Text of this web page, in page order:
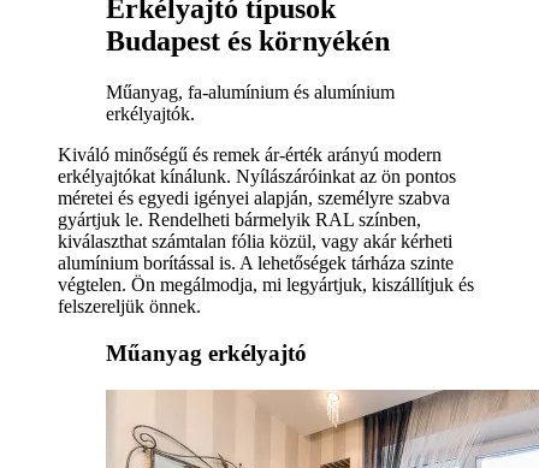
Erkélyajtó típusok
Budapest és környékén
Műanyag, fa-alumínium és alumínium
erkélyajtók.
Kiváló minőségű és remek ár-érték arányú modern
erkélyajtókat kínálunk. Nyílászáróinkat az ön pontos
méretei és egyedi igényei alapján, személyre szabva
gyártjuk le. Rendelheti bármelyik RAL színben,
kiválaszthat számtalan fólia közül, vagy akár kérheti
alumínium borítással is. A lehetőségek tárháza szinte
végtelen. Ön megálmodja, mi legyártjuk, kiszállítjuk és
felszereljük önnek.
Műanyag erkélyajtó